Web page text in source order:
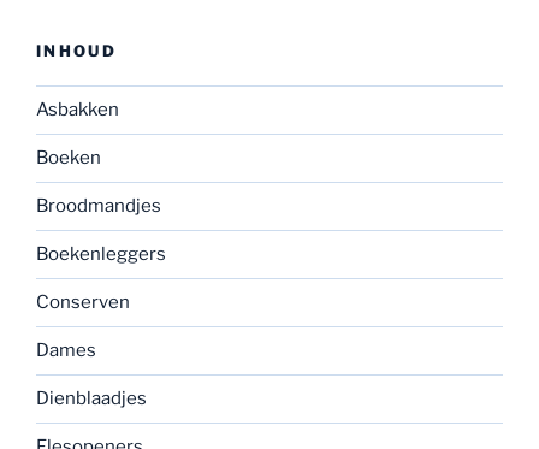
INHOUD
Asbakken
Boeken
Broodmandjes
Boekenleggers
Conserven
Dames
Dienblaadjes